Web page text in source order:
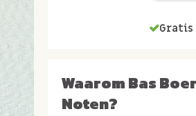
Gratis
Waarom Bas Boer
Noten?